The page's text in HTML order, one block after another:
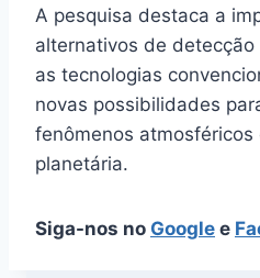
A pesquisa destaca a
alternativos de
as tecnologias
novas possibilidades
fenômenos atmosféricos
planetária.
Siga-nos no Google e